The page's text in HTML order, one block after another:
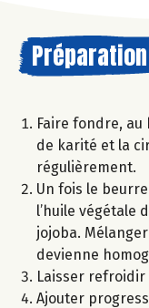
Préparation
Faire fondre,
de karité et la
régulièrement.
Un fois le
l’huile végétale
jojoba.
devienne
Laisser refroidir
Ajouter